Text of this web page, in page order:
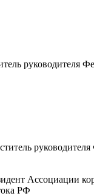
руководителя
Ассоциации
РФ